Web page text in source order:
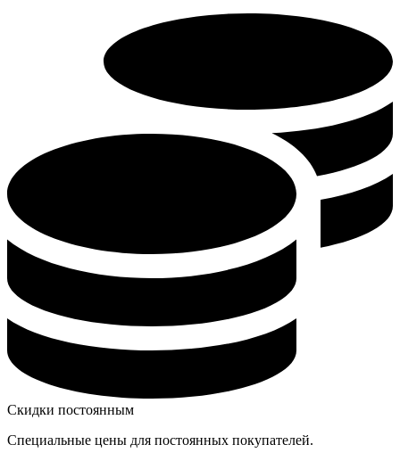
Скидки постоянным
Специальные цены для постоянных покупателей.